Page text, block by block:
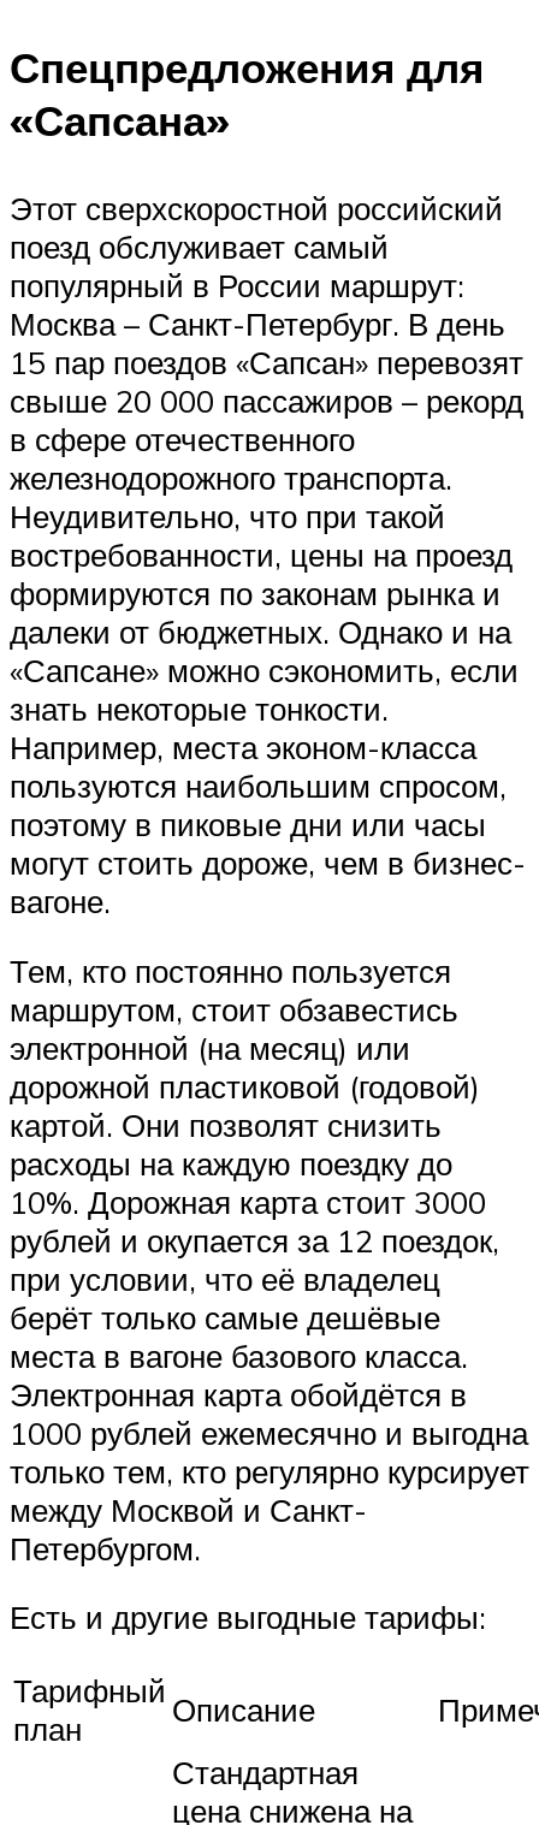
Спецпредложения для
«Сапсана»
Этот сверхскоростной российский
поезд обслуживает самый
популярный в России маршрут:
Москва – Санкт-Петербург. В день
15 пар поездов «Сапсан» перевозят
свыше 20 000 пассажиров – рекорд
в сфере отечественного
железнодорожного транспорта.
Неудивительно, что при такой
востребованности, цены на проезд
формируются по законам рынка и
далеки от бюджетных. Однако и на
«Сапсане» можно сэкономить, если
знать некоторые тонкости.
Например, места эконом-класса
пользуются наибольшим спросом,
поэтому в пиковые дни или часы
могут стоить дороже, чем в бизнес-
вагоне.
Тем, кто постоянно пользуется
маршрутом, стоит обзавестись
электронной (на месяц) или
дорожной пластиковой (годовой)
картой. Они позволят снизить
расходы на каждую поездку до
10%. Дорожная карта стоит 3000
рублей и окупается за 12 поездок,
при условии, что её владелец
берёт только самые дешёвые
места в вагоне базового класса.
Электронная карта обойдётся в
1000 рублей ежемесячно и выгодна
только тем, кто регулярно курсирует
между Москвой и Санкт-
Петербургом.
Есть и другие выгодные тарифы:
Тарифный
план
Описание
Стандартная
цена снижена на